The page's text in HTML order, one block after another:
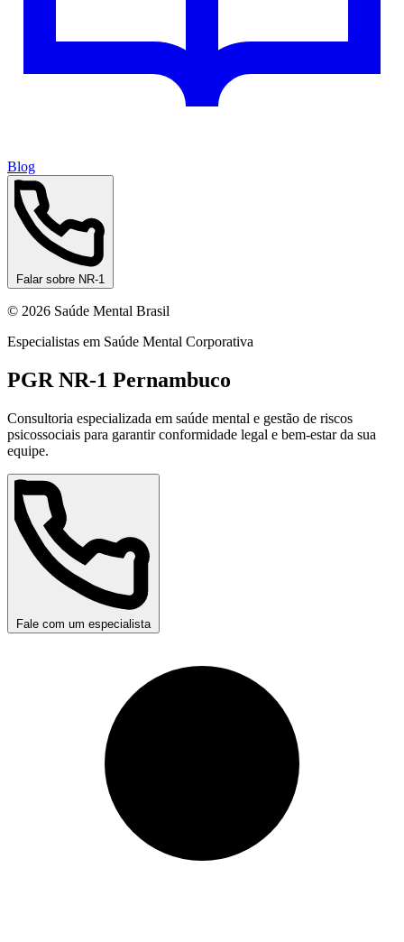
Blog
Falar sobre NR-1
© 2026 Saúde Mental Brasil
Especialistas em Saúde Mental Corporativa
PGR NR-1 Pernambuco
Consultoria especializada em saúde mental e gestão de riscos
psicossociais para garantir conformidade legal e bem-estar da sua
equipe.
Fale com um especialista